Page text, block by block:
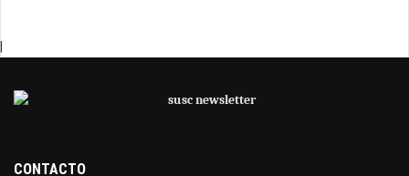
CONTACTO